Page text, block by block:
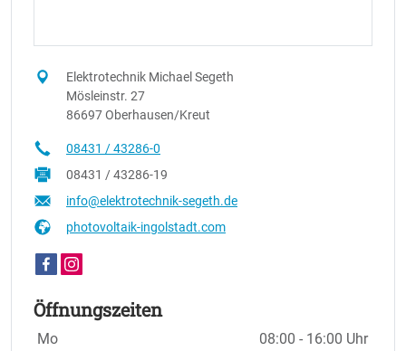
Elektrotechnik Michael Segeth
Mösleinstr. 27
86697 Oberhausen/Kreut
08431 / 43286-0
08431 / 43286-19
info@elektrotechnik-segeth.de
photovoltaik-ingolstadt.com
Öffnungszeiten
Wochentage / Monate
Öffnungszeiten / Hinweise
Mo
08:00 - 16:00 Uhr